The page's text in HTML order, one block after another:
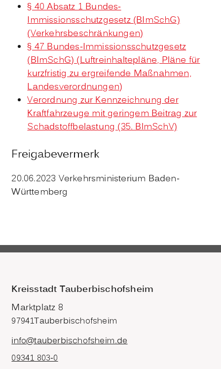
§ 40 Absatz 1 Bundes-
Immissionsschutzgesetz (BImSchG)
(Verkehrsbeschränkungen)
§ 47 Bundes-Immissionsschutzgesetz
(BImSchG) (Luftreinhaltepläne, Pläne für
kurzfristig zu ergreifende Maßnahmen,
Landesverordnungen)
Verordnung zur Kennzeichnung der
Kraftfahrzeuge mit geringem Beitrag zur
Schadstoffbelastung (35. BlmSchV)
Freigabevermerk
20.06.2023 Verkehrsministerium Baden-
Württemberg
Kreisstadt Tauberbischofsheim
Marktplatz 8
97941Tauberbischofsheim
info@tauberbischofsheim.de
09341 803-0